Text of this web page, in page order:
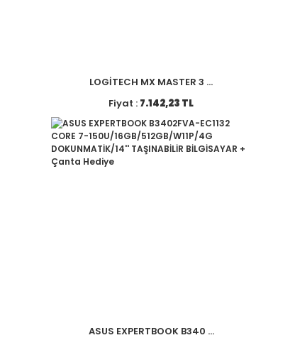
LOGİTECH MX MASTER 3 ...
Fiyat : 7.142,23 TL
ASUS EXPERTBOOK B340 ...